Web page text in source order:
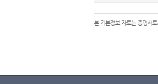
본 기본정보 자료는 증명서